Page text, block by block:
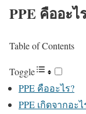
PPE คืออะไ
Table of Contents
Toggle
PPE คืออะไร?
PPE เกิดจากอะไ